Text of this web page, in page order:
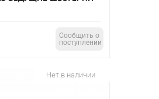
Сообщить о
поступлении
Нет в наличии